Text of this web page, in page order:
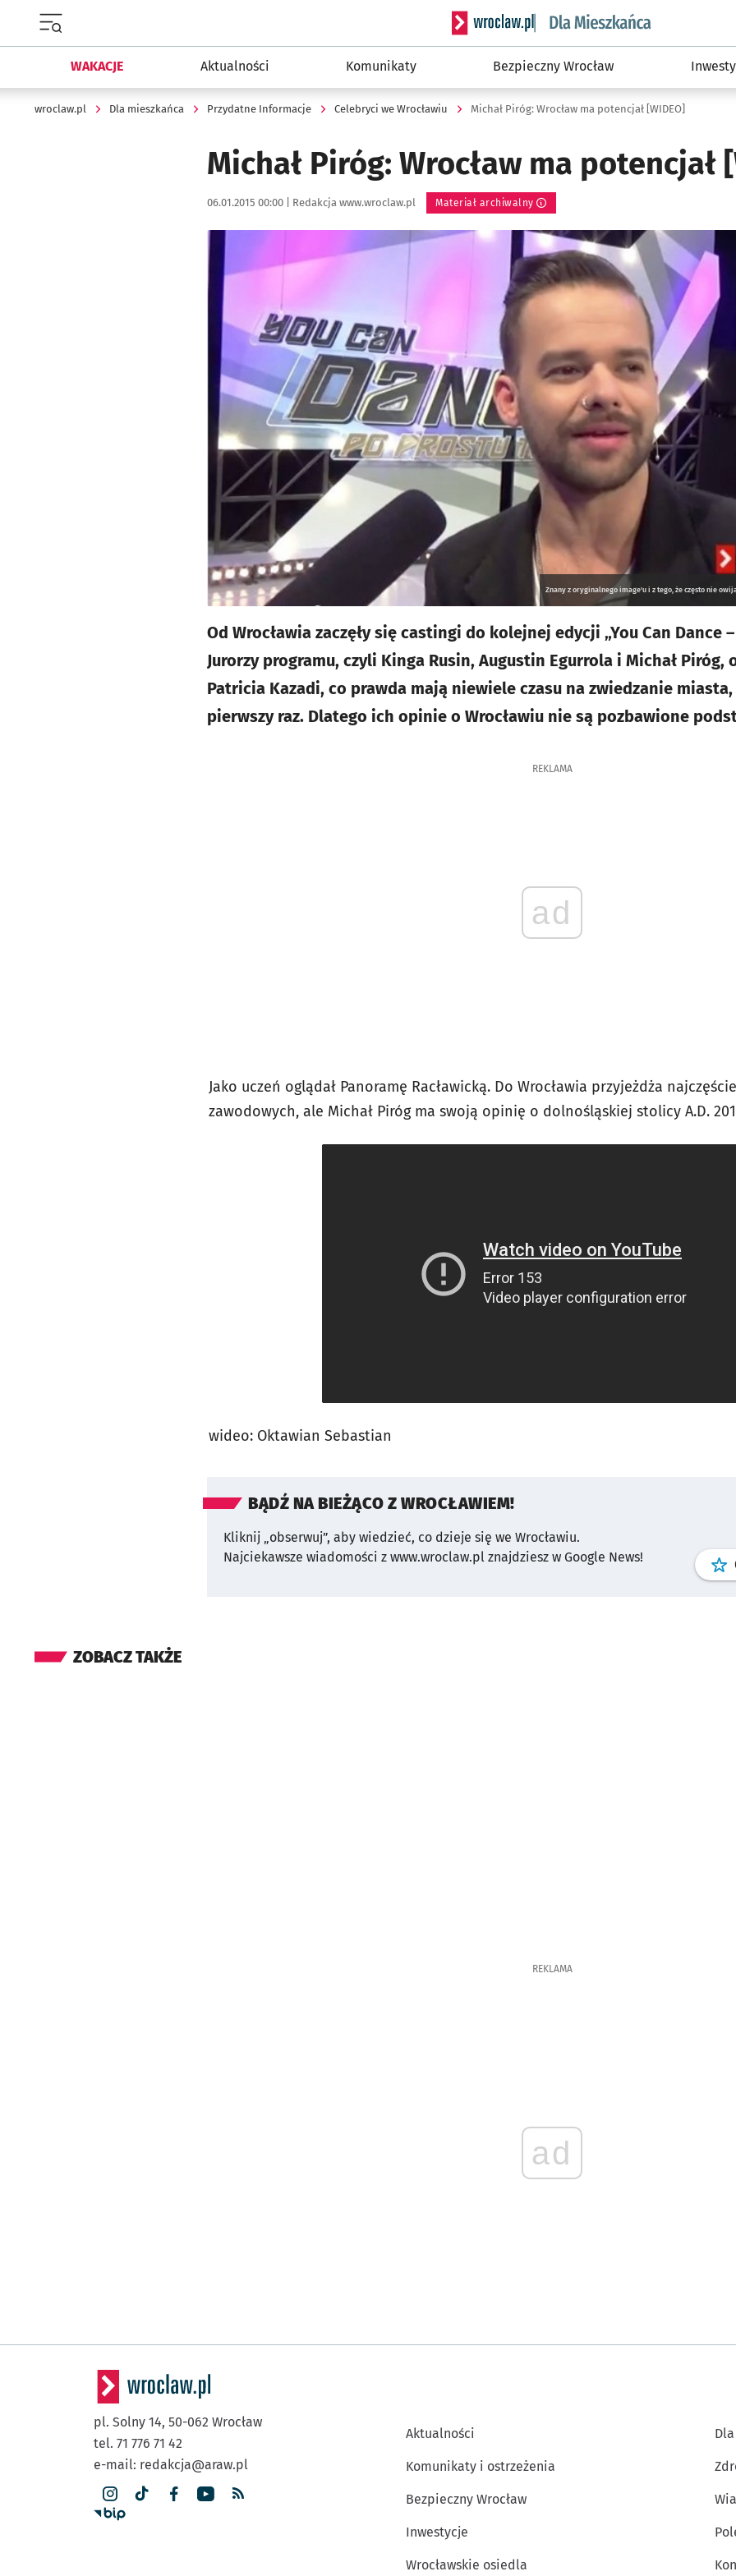
Serwis informacyjny wroclaw.pl podserwis: Dla
WAKACJE Aktualności Komunikaty Bezpieczny Wrocław
wroclaw.pl Dla mieszkańca Przydatne Informacje Celebryci we Wrocławiu Michał Piróg: Wrocław ma potencjał [WIDEO]
Michał Piróg: Wrocław ma potencjał
Data publikacji:
06.01.2015 00:00 | Autor:
Redakcja www.wroclaw.pl Materiał archiwalny
Kliknij, aby powiększyć
Znany z oryginalnego image'u i z tego, że często nie
Od Wrocławia zaczęły się castingi do kolejnej edycji „You Can Dance
Jurorzy programu, czyli Kinga Rusin, Augustin Egurrola i Michał Piróg,
Patricia Kazadi, co prawda mają niewiele czasu na zwiedzanie
pierwszy raz. Dlatego ich opinie o Wrocławiu nie są pozbawione
REKLAMA
ad
Jako uczeń oglądał Panoramę Racławicką. Do Wrocławia przyjeżdża
zawodowych, ale Michał Piróg ma swoją opinię o dolnośląskiej stolicy A.D.
wideo: Oktawian Sebastian
BĄDŹ NA BIEŻĄCO Z WROCŁAWIEM!
Kliknij „obserwuj”, aby wiedzieć, co dzieje się we Wrocławiu.
Najciekawsze wiadomości z www.wroclaw.pl znajdziesz w Google News!
ZOBACZ TAKŻE
REKLAMA
ad
pl. Solny 14, 50-062 Wrocław
tel. 71 776 71 42
e-mail: redakcja@araw.pl
Aktualności
Komunikaty i ostrzeżenia
Bezpieczny Wrocław
Inwestycje
Wrocławskie osiedla